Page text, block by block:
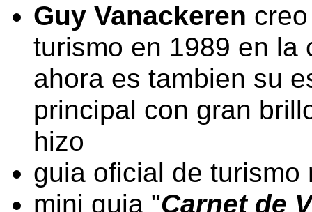
Guy Vanackeren
turismo en 1989 en la
ahora es tambien su
principal con gran
hizo
guia oficial de turismo
mini guia "Carnet de